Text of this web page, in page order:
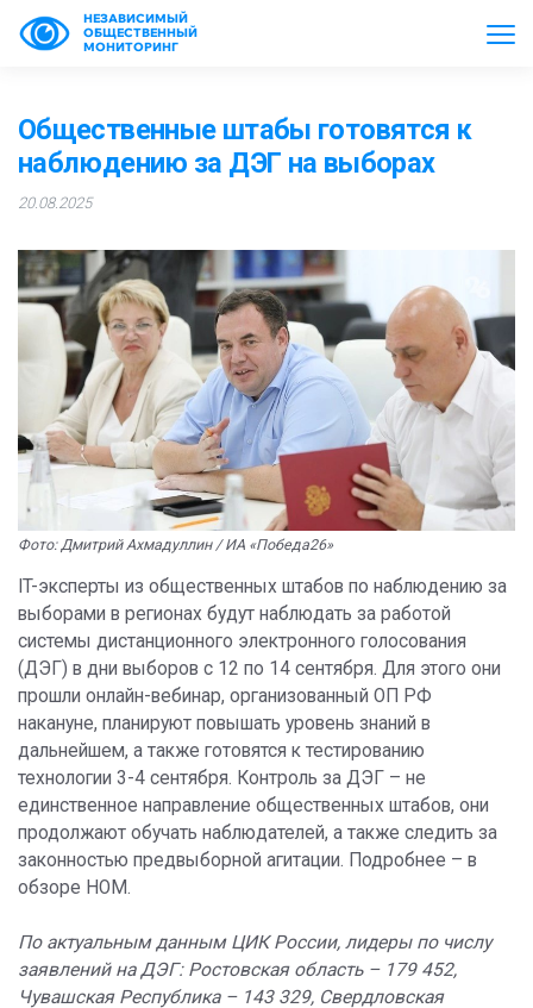
НЕЗАВИСИМЫЙ
ОБЩЕСТВЕННЫЙ
МОНИТОРИНГ
Общественные штабы готовятся к
наблюдению за ДЭГ на выборах
20.08.2025
Фото: Дмитрий Ахмадуллин / ИА «Победа26»
IT-эксперты из общественных штабов по наблюдению за
выборами в регионах будут наблюдать за работой
системы дистанционного электронного голосования
(ДЭГ) в дни выборов с 12 по 14 сентября. Для этого они
прошли онлайн-вебинар, организованный ОП РФ
накануне, планируют повышать уровень знаний в
дальнейшем, а также готовятся к тестированию
технологии 3-4 сентября. Контроль за ДЭГ – не
единственное направление общественных штабов, они
продолжают обучать наблюдателей, а также следить за
законностью предвыборной агитации. Подробнее – в
обзоре НОМ.
По актуальным данным ЦИК России, лидеры по числу
заявлений на ДЭГ: Ростовская область – 179 452,
Чувашская Республика – 143 329, Свердловская